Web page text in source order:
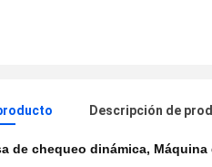
Descripción de
de chequeo dinámica, Máquina